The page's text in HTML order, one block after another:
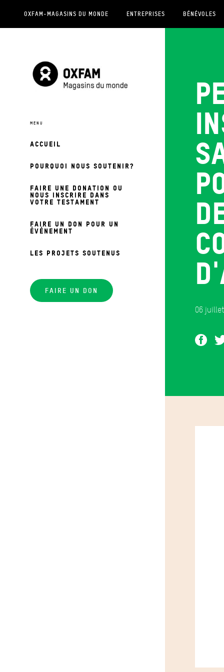
OXFAM-MAGASINS DU MONDE ENTREPRISES BÉNÉVOLES
ACCUEIL
POURQUOI NOUS SOUTENIR?
FAIRE UNE DONATION OU
NOUS INSCRIRE DANS
VOTRE TESTAMENT
FAIRE UN DON POUR UN
ÉVÉNEMENT
LES PROJETS SOUTENUS
FAIRE UN DON
06